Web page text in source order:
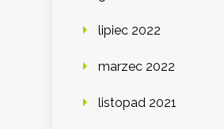
lipiec 2022
marzec 2022
listopad 2021